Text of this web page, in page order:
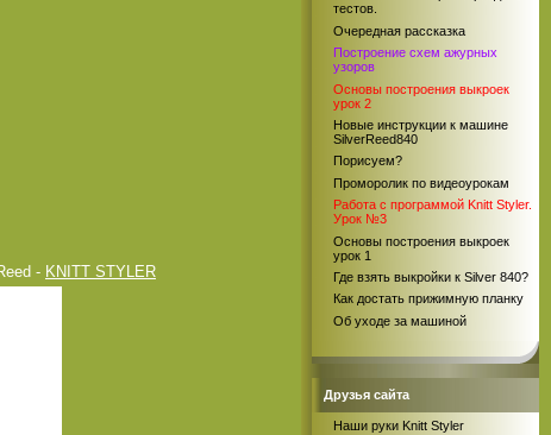
- KNITT STYLER
тестов.
Очередная рассказка
Построение схем ажурных
узоров
Основы построения выкроек
урок 2
Новые инструкции к машине
SilverReed840
Порисуем?
Проморолик по видеоурокам
Работа с программой Knitt Styler.
Урок №3
Основы построения выкроек
урок 1
Где взять выкройки к Silver 840?
Как достать прижимную планку
Об уходе за машиной
Друзья сайта
Наши руки Knitt Styler